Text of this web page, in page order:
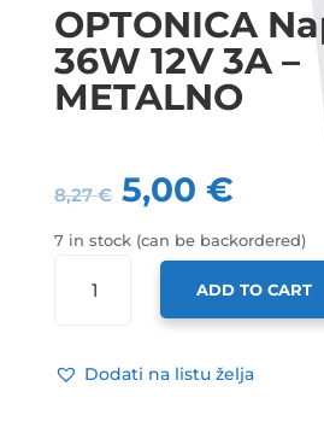
OPTONICA
36W 12V 3A –
METALNO
8,27€ 5,00 €
7 in stock (can be backordered)
NAPAJANJE
3A
ADD TO CART
Dodati na listu želja